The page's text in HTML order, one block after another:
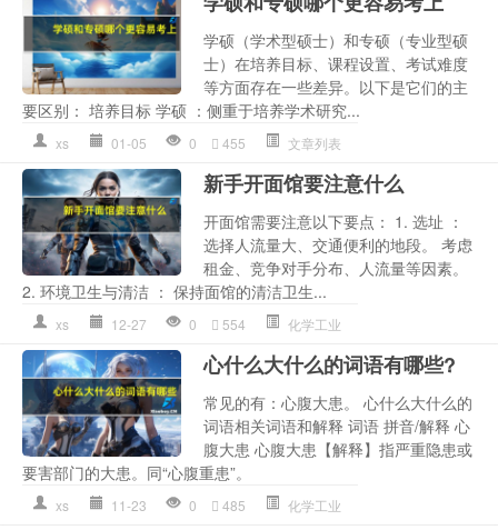
学硕（学术型硕士）和专硕（专业型硕
士）在培养目标、课程设置、考试难度
等方面存在一些差异。以下是它们的主
要区别： 培养目标 学硕 ：侧重于培养学术研究...
xs 01-05 0 455 文章列表
新手开面馆要注意什么
开面馆需要注意以下要点： 1. 选址 ：
选择人流量大、交通便利的地段。 考虑
租金、竞争对手分布、人流量等因素。
2. 环境卫生与清洁 ： 保持面馆的清洁卫生...
xs 12-27 0 554 化学工业
心什么大什么的词语有哪些?
常见的有：心腹大患。 心什么大什么的
词语相关词语和解释 词语 拼音/解释 心
腹大患 心腹大患【解释】指严重隐患或
要害部门的大患。同“心腹重患”。
xs 11-23 0 485 化学工业